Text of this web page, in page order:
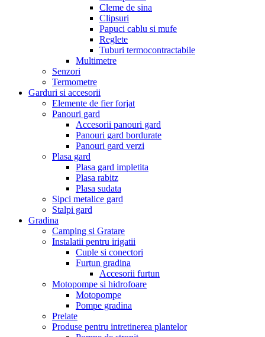
Cleme de sina
Clipsuri
Papuci cablu si mufe
Reglete
Tuburi termocontractabile
Multimetre
Senzori
Termometre
Garduri si accesorii
Elemente de fier forjat
Panouri gard
Accesorii panouri gard
Panouri gard bordurate
Panouri gard verzi
Plasa gard
Plasa gard impletita
Plasa rabitz
Plasa sudata
Sipci metalice gard
Stalpi gard
Gradina
Camping si Gratare
Instalatii pentru irigatii
Cuple si conectori
Furtun gradina
Accesorii furtun
Motopompe si hidrofoare
Motopompe
Pompe gradina
Prelate
Produse pentru intretinerea plantelor